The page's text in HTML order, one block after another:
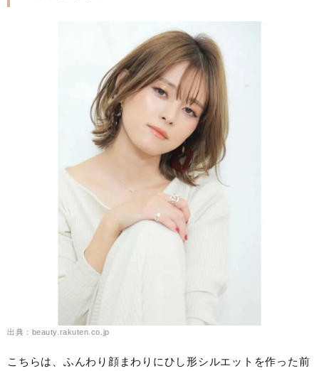
出典：beauty.rakuten.co.jp
こちらは、ふんわり顔まわりにひし形シルエットを作った前